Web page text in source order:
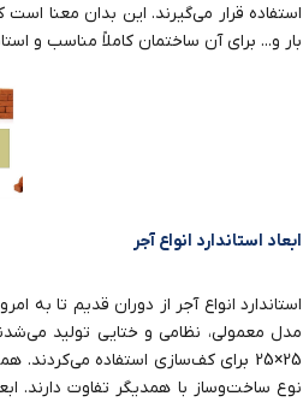
استفاده قرار می‌گیرند. این بدان معنا است
بار و... برای آن ساختمان کاملاً مناسب و
ابعاد استاندارد انواع آجر
استاندارد انواع آجر از دوران قدیم تا به
25×25 برای کف‌سازی استفاده